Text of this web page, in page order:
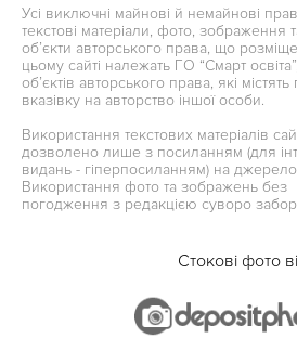
Усі виключні майнові й немайнові
текстові матеріали, фото, зображення
об’єкти авторського права, що
цьому сайті належать ГО “Смарт
об’єктів авторського права, які
вказівку на авторство іншої особи.
Використання текстових матеріалів
дозволено лише з посиланням (для
видань - гіперпосиланням) на
Використання фото та зображень без
погодження з редакцією суворо
Стокові фото